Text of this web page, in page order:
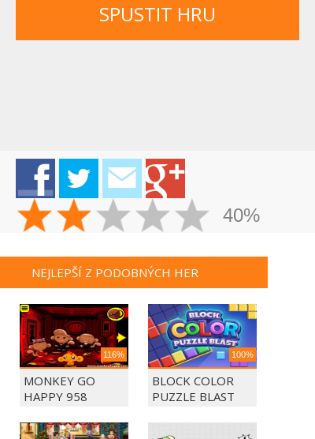
SPUSTIT HRU
40%
NEJLEPŠÍ Z PODOBNÝCH HER
116%
MONKEY GO
HAPPY 958
100%
BLOCK COLOR
PUZZLE BLAST